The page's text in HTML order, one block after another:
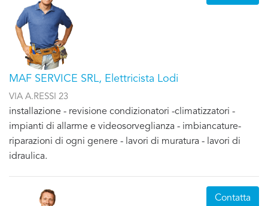
MAF SERVICE SRL, Elettricista Lodi
VIA A.RESSI 23
installazione - revisione condizionatori -climatizzatori -
impianti di allarme e videosorveglianza - imbiancature-
riparazioni di ogni genere - lavori di muratura - lavori di
idraulica.
Contatta